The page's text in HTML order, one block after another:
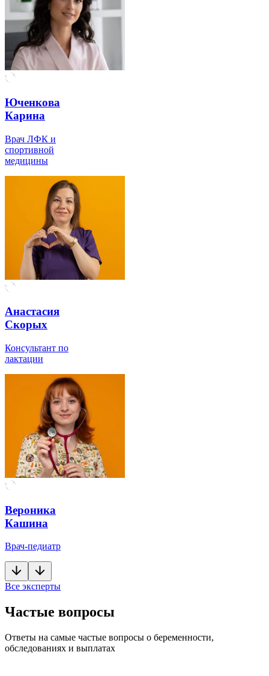
Юченкова
Карина
Врач ЛФК и
спортивной
медицины
Анастасия
Скорых
Консультант по
лактации
Вероника
Кашина
Врач-педиатр
Все эксперты
Частые вопросы
Ответы на самые частые вопросы о беременности,
обследованиях и выплатах